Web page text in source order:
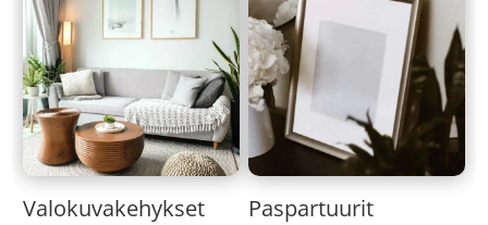
Valokuvakehykset Paspartuurit